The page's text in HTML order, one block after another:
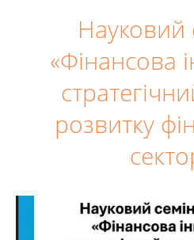
Науковий
«Фінансова
розвитку